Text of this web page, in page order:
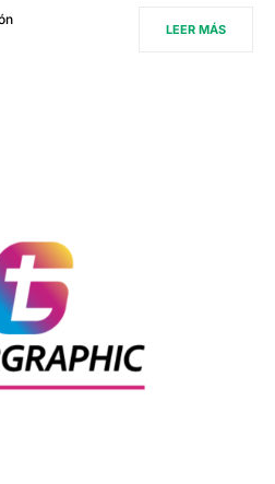
LEER MÁS